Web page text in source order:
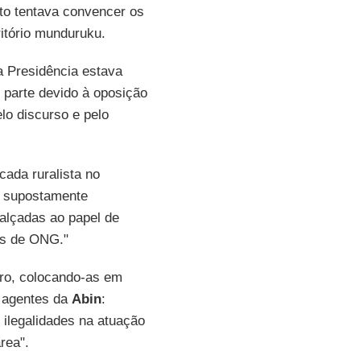
tentava convencer os
munduruku.
Presidência estava
devido à oposição
discurso e pelo
ruralista no
ao papel de
de ONG."
colocando-as em
da Abin:
na atuação